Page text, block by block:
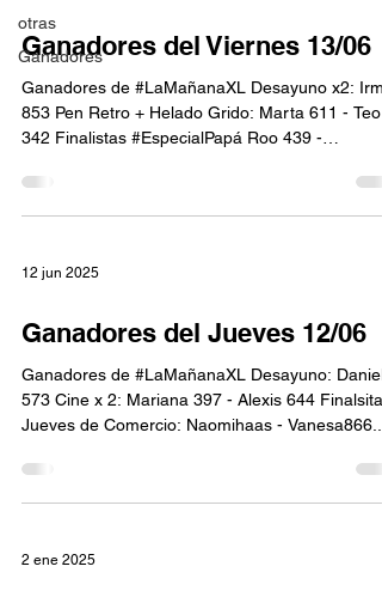
otras
Ganadores
Ganadores del Viernes 13/06
Ganadores de #LaMañanaXL Desayuno x2:
853 Pen Retro + Helado Grido: Marta 611 - Teo
342 Finalistas #EspecialPapá Roo 439 -
12 jun 2025
Ganadores del Jueves 12/06
Ganadores de #LaMañanaXL Desayuno:
573 Cine x 2: Mariana 397 - Alexis 644 Finalsitas
Jueves de Comercio: Naomihaas - Vanesa866...
2 ene 2025